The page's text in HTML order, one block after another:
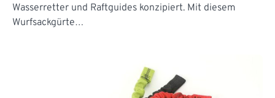
Wasserretter und Raftguides konzipiert. Mit diesem
Wurfsackgürte…